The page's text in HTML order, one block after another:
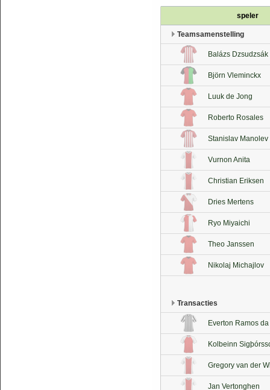
speler
Teamsamenstelling
Balázs Dzsudzsák
Björn Vleminckx
Luuk de Jong
Roberto Rosales
Stanislav Manolev
Vurnon Anita
Christian Eriksen
Dries Mertens
Ryo Miyaichi
Theo Janssen
Nikolaj Michajlov
Transacties
Everton Ramos
Kolbeinn
Gregory van der
Jan Vertonghen